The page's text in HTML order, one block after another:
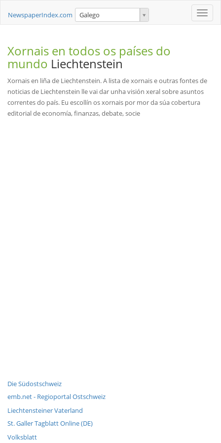
Toggle
NewspaperIndex.com Galego
Xornais en todos os países do
mundo Liechtenstein
Xornais en liña de Liechtenstein. A lista de xornais e outras fontes de
noticias de Liechtenstein lle vai dar unha visión xeral sobre asuntos
correntes do país. Eu escollín os xornais por mor da súa cobertura
editorial de economía, finanzas, debate, socie
Die Südostschweiz
emb.net - Regioportal Ostschweiz
Liechtensteiner Vaterland
St. Galler Tagblatt Online (DE)
Volksblatt